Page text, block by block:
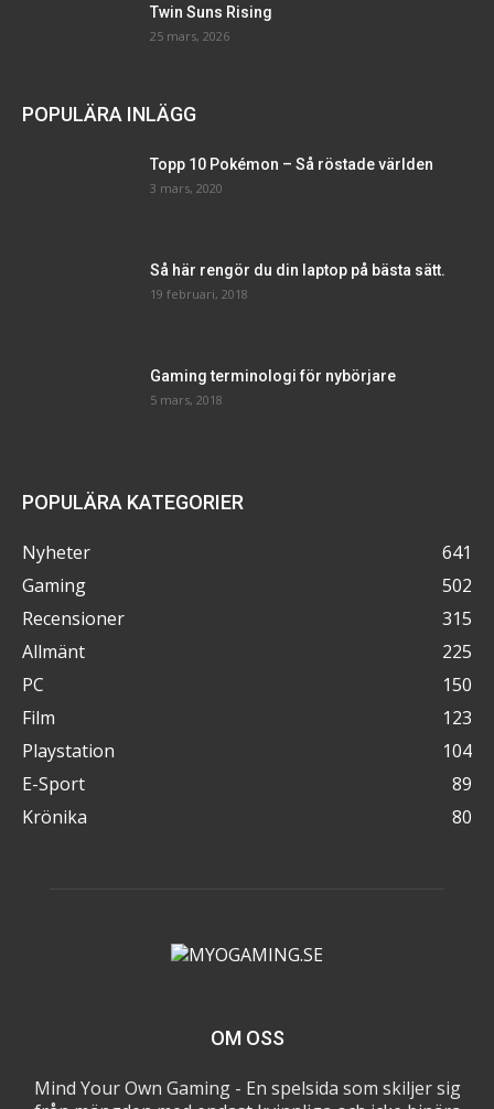
Twin Suns Rising
25 mars, 2026
POPULÄRA INLÄGG
Topp 10 Pokémon – Så röstade världen
3 mars, 2020
Så här rengör du din laptop på bästa sätt.
19 februari, 2018
Gaming terminologi för nybörjare
5 mars, 2018
POPULÄRA KATEGORIER
Nyheter
641
Gaming
502
Recensioner
315
Allmänt
225
PC
150
Film
123
Playstation
104
E-Sport
89
Krönika
80
OM OSS
Mind Your Own Gaming - En spelsida som skiljer sig